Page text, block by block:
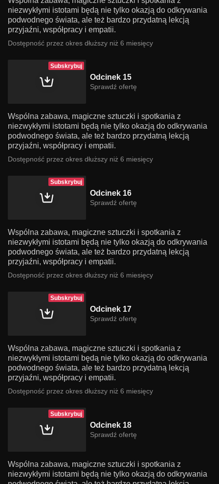
niezwykłymi istotami będą nie tylko okazją do odkrywania
podwodnego świata, ale też bardzo przydatną lekcją
przyjaźni, współpracy i empatii.
Dostępność przez okres dłuższy niż 6 miesięcy
Subskrybuj
Odcinek 15
Sprawdź ofertę
Wspólna zabawa, magiczne sztuczki i spotkania z
niezwykłymi istotami będą nie tylko okazją do odkrywania
podwodnego świata, ale też bardzo przydatną lekcją
przyjaźni, współpracy i empatii.
Dostępność przez okres dłuższy niż 6 miesięcy
Subskrybuj
Odcinek 16
Sprawdź ofertę
Wspólna zabawa, magiczne sztuczki i spotkania z
niezwykłymi istotami będą nie tylko okazją do odkrywania
podwodnego świata, ale też bardzo przydatną lekcją
przyjaźni, współpracy i empatii.
Dostępność przez okres dłuższy niż 6 miesięcy
Subskrybuj
Odcinek 17
Sprawdź ofertę
Wspólna zabawa, magiczne sztuczki i spotkania z
niezwykłymi istotami będą nie tylko okazją do odkrywania
podwodnego świata, ale też bardzo przydatną lekcją
przyjaźni, współpracy i empatii.
Dostępność przez okres dłuższy niż 6 miesięcy
Subskrybuj
Odcinek 18
Sprawdź ofertę
Wspólna zabawa, magiczne sztuczki i spotkania z
niezwykłymi istotami będą nie tylko okazją do odkrywania